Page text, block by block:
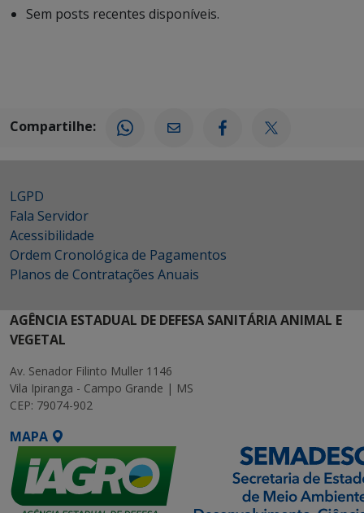
Sem posts recentes disponíveis.
Compartilhe:
LGPD
Fala Servidor
Acessibilidade
Ordem Cronológica de Pagamentos
Planos de Contratações Anuais
AGÊNCIA ESTADUAL DE DEFESA SANITÁRIA ANIMAL E
VEGETAL
Av. Senador Filinto Muller 1146
Vila Ipiranga - Campo Grande | MS
CEP: 79074-902
MAPA